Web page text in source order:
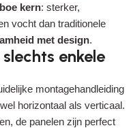
kern: sterker,
vocht dan traditionele
met design.
enkele
montagehandleiding
horizontaal als verticaal.
de panelen zijn perfect